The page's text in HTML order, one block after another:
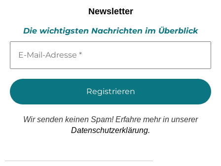
Newsletter
Die wichtigsten Nachrichten im Überblick
Mail-
*
Wir senden keinen Spam! Erfahre mehr in unserer
Datenschutzerklärung.